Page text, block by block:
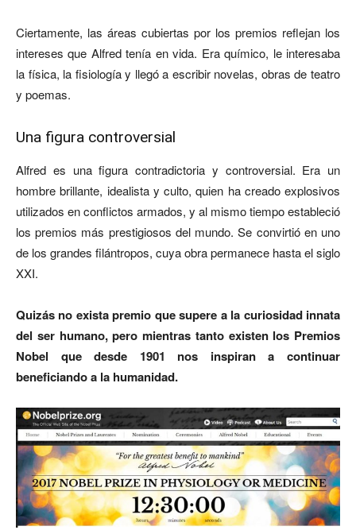
Ciertamente, las áreas cubiertas por los premios reflejan los
intereses que Alfred tenía en vida. Era químico, le interesaba
la física, la fisiología y llegó a escribir novelas, obras de teatro
y poemas.
Una figura controversial
Alfred es una figura contradictoria y controversial. Era un
hombre brillante, idealista y culto, quien ha creado explosivos
utilizados en conflictos armados, y al mismo tiempo estableció
los premios más prestigiosos del mundo. Se convirtió en uno
de los grandes filántropos, cuya obra permanece hasta el siglo
XXI.
Quizás no exista premio que supere a la curiosidad innata
del ser humano, pero mientras tanto existen los Premios
Nobel que desde 1901 nos inspiran a continuar
beneficiando a la humanidad.